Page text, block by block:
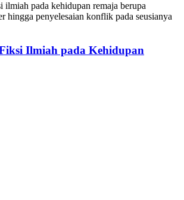
Ilmiah pada Kehidupan